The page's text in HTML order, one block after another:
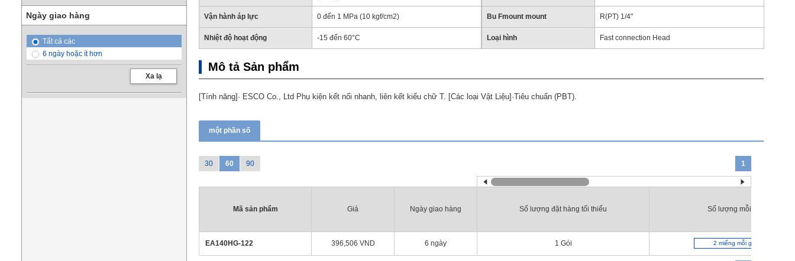
Ngày giao hàng
Tất cả các
6 ngày hoặc ít hơn
Xa lạ
Vận hành áp lực 0 đến 1 MPa (10 kgf/cm2) Bu Fmount mount R(PT) 1/4"
Nhiệt độ hoạt động -15 đến 60°C Loại hình Fast connection Head
Mô tả Sản phẩm
[Tính năng]· ESCO Co., Ltd Phụ kiện kết nối nhanh, liên kết kiểu chữ T. [Các loại Vật Liệu]·Tiêu chuẩn (PBT).
một phần số
30 60 90 1
Mã sản phẩm
EA140HG-122
Giá Ngày giao hàng
396,506 VND 6 ngày
Số lượng đặt hàng tối thiểu Số lượng mỗi gói
1 Gói 2 miếng mỗi gói